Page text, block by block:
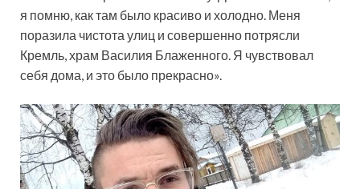
я помню, как там было красиво и холодно. Меня
поразила чистота улиц и совершенно потрясли
Кремль, храм Василия Блаженного. Я чувствовал
себя дома, и это было прекрасно».